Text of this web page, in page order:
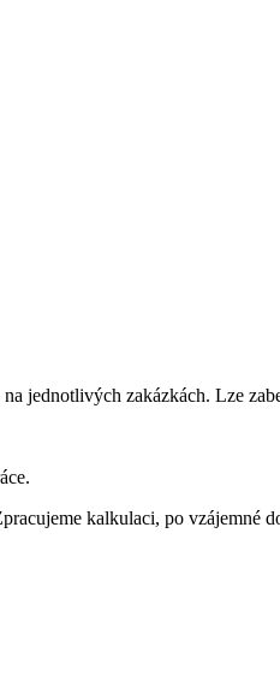
jednotlivých zakázkách. Lze
kalkulaci, po vzájemné